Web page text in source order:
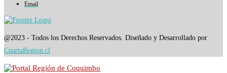
Email
@2023 - Todos los Derechos Reservados. Diseñado y Desarrollado por
CuartaRegion.cl